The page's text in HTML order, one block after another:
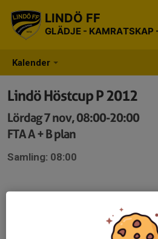
Kalender
LINDÖ FF
Lindö Höstcup P 2012
Lördag 7 nov, 08:00-20:00
FTA A + B plan
Samling: 08:00